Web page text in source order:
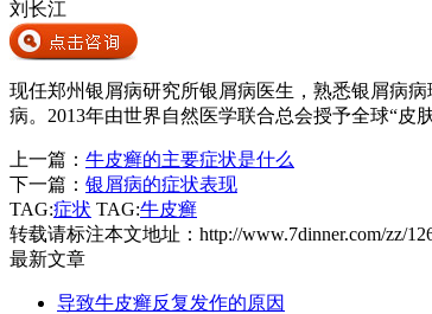
刘长江
现任郑州银屑病研究所银屑病医生，熟悉银屑病
病。2013年由世界自然医学联合总会授予全球“皮
上一篇： 牛皮癣的主要症状是什么
下一篇： 银屑病的症状表现
TAG:症状 TAG:牛皮癣
转载请标注本文地址： http://www.7dinner.com/zz/
最新文章
导致牛皮癣反复发作的原因